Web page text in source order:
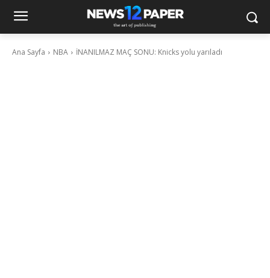
Ana Sayfa NBA İNANILMAZ MAÇ SONU: Knicks yolu yarıladı